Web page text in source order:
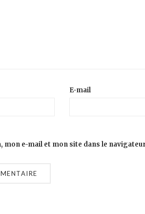
E-mail
mon e-mail et mon site dans le